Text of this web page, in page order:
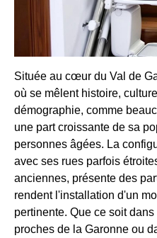
Située au cœur du Val de
où se mêlent histoire,
démographie, comme
une part croissante de sa
personnes âgées. La
avec ses rues parfois
anciennes, présente des
rendent l'installation d'un
pertinente. Que ce soit
proches de la Garonne ou